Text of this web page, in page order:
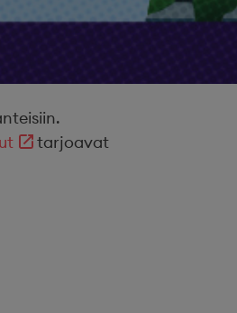
tarjoavat